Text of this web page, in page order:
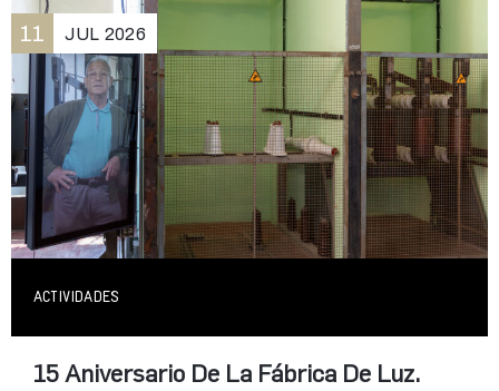
11 JUL 2026
ACTIVIDADES
15 Aniversario De La Fábrica De Luz.